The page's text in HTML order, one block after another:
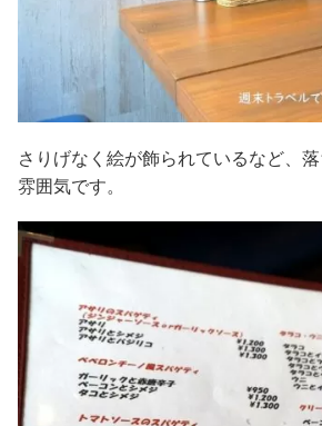
さりげなく絵が飾られているなど、
雰囲気です。